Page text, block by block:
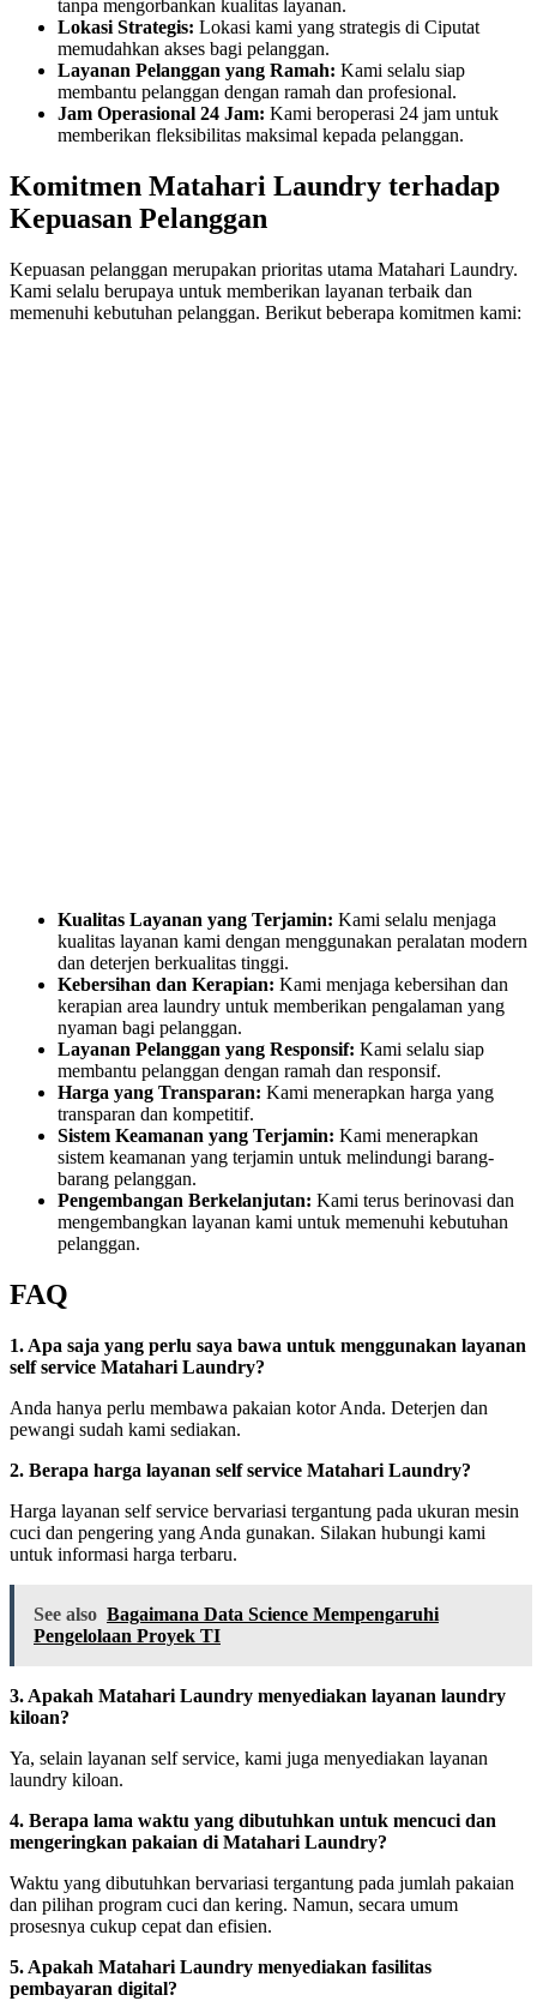
tanpa mengorbankan kualitas layanan.
Lokasi Strategis: Lokasi kami yang strategis di Ciputat
memudahkan akses bagi pelanggan.
Layanan Pelanggan yang Ramah: Kami selalu siap
membantu pelanggan dengan ramah dan profesional.
Jam Operasional 24 Jam: Kami beroperasi 24 jam untuk
memberikan fleksibilitas maksimal kepada pelanggan.
Komitmen Matahari Laundry terhadap
Kepuasan Pelanggan
Kepuasan pelanggan merupakan prioritas utama Matahari Laundry.
Kami selalu berupaya untuk memberikan layanan terbaik dan
memenuhi kebutuhan pelanggan. Berikut beberapa komitmen kami:
Kualitas Layanan yang Terjamin: Kami selalu menjaga
kualitas layanan kami dengan menggunakan peralatan modern
dan deterjen berkualitas tinggi.
Kebersihan dan Kerapian: Kami menjaga kebersihan dan
kerapian area laundry untuk memberikan pengalaman yang
nyaman bagi pelanggan.
Layanan Pelanggan yang Responsif: Kami selalu siap
membantu pelanggan dengan ramah dan responsif.
Harga yang Transparan: Kami menerapkan harga yang
transparan dan kompetitif.
Sistem Keamanan yang Terjamin: Kami menerapkan
sistem keamanan yang terjamin untuk melindungi barang-
barang pelanggan.
Pengembangan Berkelanjutan: Kami terus berinovasi dan
mengembangkan layanan kami untuk memenuhi kebutuhan
pelanggan.
FAQ
1. Apa saja yang perlu saya bawa untuk menggunakan layanan
self service Matahari Laundry?
Anda hanya perlu membawa pakaian kotor Anda. Deterjen dan
pewangi sudah kami sediakan.
2. Berapa harga layanan self service Matahari Laundry?
Harga layanan self service bervariasi tergantung pada ukuran mesin
cuci dan pengering yang Anda gunakan. Silakan hubungi kami
untuk informasi harga terbaru.
See also Bagaimana Data Science Mempengaruhi
Pengelolaan Proyek TI
3. Apakah Matahari Laundry menyediakan layanan laundry
kiloan?
Ya, selain layanan self service, kami juga menyediakan layanan
laundry kiloan.
4. Berapa lama waktu yang dibutuhkan untuk mencuci dan
mengeringkan pakaian di Matahari Laundry?
Waktu yang dibutuhkan bervariasi tergantung pada jumlah pakaian
dan pilihan program cuci dan kering. Namun, secara umum
prosesnya cukup cepat dan efisien.
5. Apakah Matahari Laundry menyediakan fasilitas
pembayaran digital?